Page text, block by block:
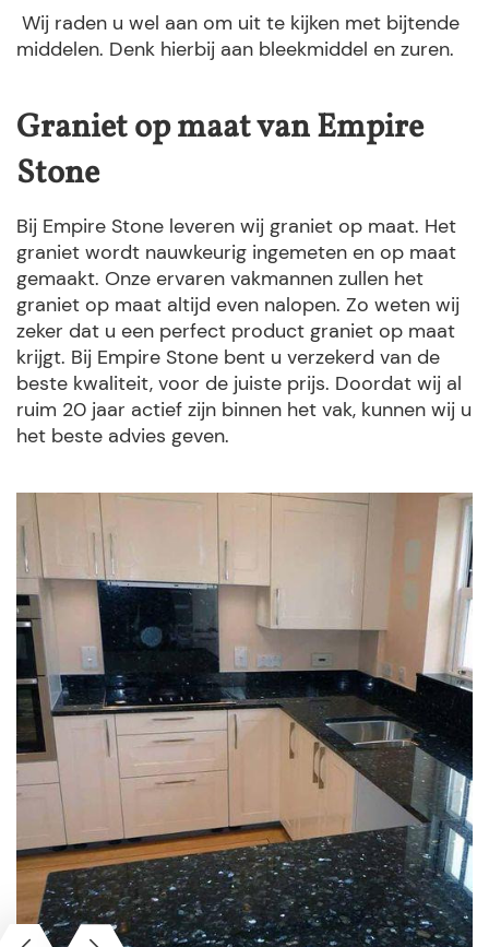
Wij raden u wel aan om uit te kijken met bijtende
middelen. Denk hierbij aan bleekmiddel en zuren.
Graniet op maat van Empire
Stone
Bij Empire Stone leveren wij graniet op maat. Het
graniet wordt nauwkeurig ingemeten en op maat
gemaakt. Onze ervaren vakmannen zullen het
graniet op maat altijd even nalopen. Zo weten wij
zeker dat u een perfect product graniet op maat
krijgt. Bij Empire Stone bent u verzekerd van de
beste kwaliteit, voor de juiste prijs. Doordat wij al
ruim 20 jaar actief zijn binnen het vak, kunnen wij u
het beste advies geven.